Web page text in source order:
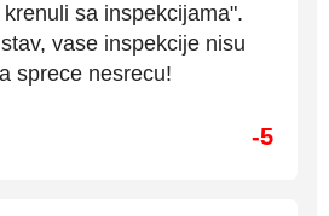
sa inspekcijama".
vase inspekcije nisu
sprece nesrecu!
-5